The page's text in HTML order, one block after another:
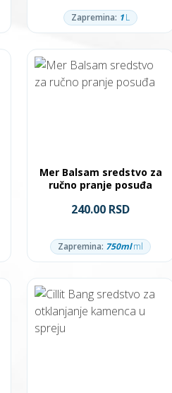
Zapremina: 1L
Mer Balsam sredstvo za
ručno pranje posuđa
240.00 RSD
Zapremina: 750mlml